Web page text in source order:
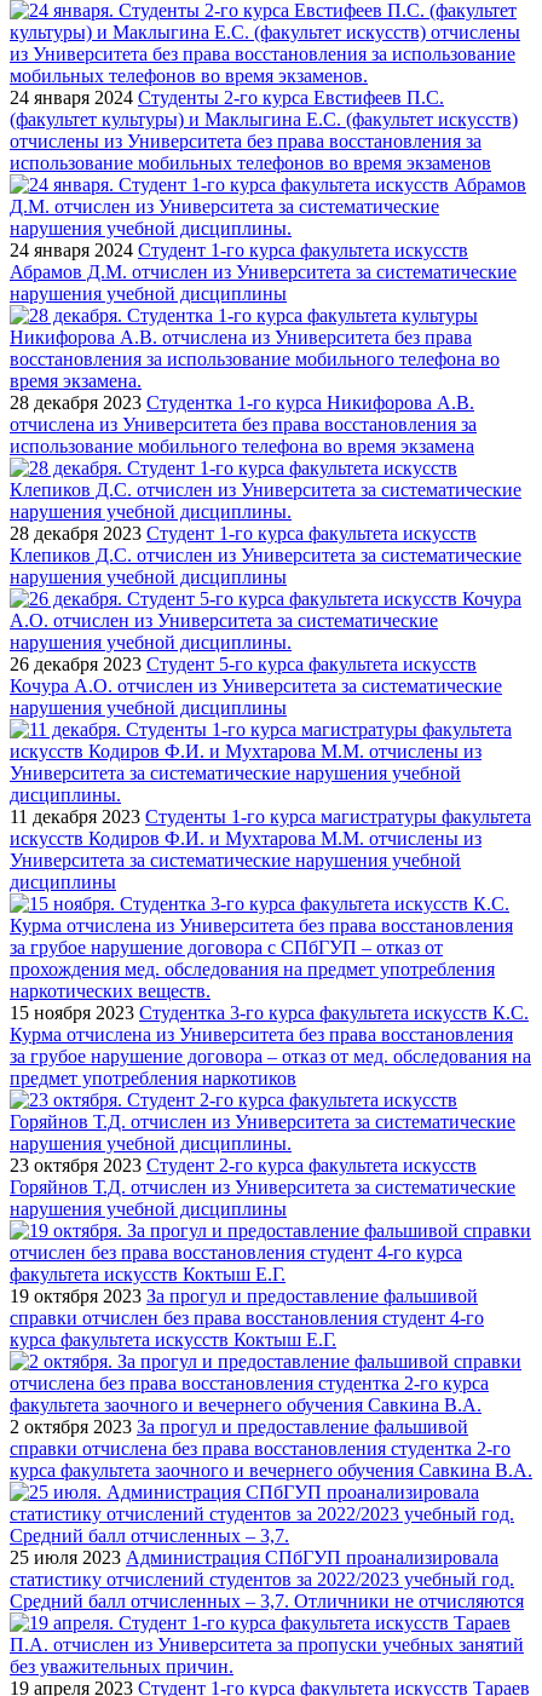
24 января 2024 Студенты 2-го курса Евстифеев П.С.
(факультет культуры) и Маклыгина Е.С. (факультет искусств)
отчислены из Университета без права восстановления за
использование мобильных телефонов во время экзаменов
24 января 2024 Студент 1-го курса факультета искусств
Абрамов Д.М. отчислен из Университета за систематические
нарушения учебной дисциплины
28 декабря 2023 Студентка 1-го курса Никифорова А.В.
отчислена из Университета без права восстановления за
использование мобильного телефона во время экзамена
28 декабря 2023 Студент 1-го курса факультета искусств
Клепиков Д.С. отчислен из Университета за систематические
нарушения учебной дисциплины
26 декабря 2023 Студент 5-го курса факультета искусств
Кочура А.О. отчислен из Университета за систематические
нарушения учебной дисциплины
11 декабря 2023 Студенты 1-го курса магистратуры факультета
искусств Кодиров Ф.И. и Мухтарова М.М. отчислены из
Университета за систематические нарушения учебной
дисциплины
15 ноября 2023 Студентка 3-го курса факультета искусств К.С.
Курма отчислена из Университета без права восстановления
за грубое нарушение договора – отказ от мед. обследования на
предмет употребления наркотиков
23 октября 2023 Студент 2-го курса факультета искусств
Горяйнов Т.Д. отчислен из Университета за систематические
нарушения учебной дисциплины
19 октября 2023 За прогул и предоставление фальшивой
справки отчислен без права восстановления студент 4-го
курса факультета искусств Коктыш Е.Г.
2 октября 2023 За прогул и предоставление фальшивой
справки отчислена без права восстановления студентка 2-го
курса факультета заочного и вечернего обучения Савкина В.А.
25 июля 2023 Администрация СПбГУП проанализировала
статистику отчислений студентов за 2022/2023 учебный год.
Средний балл отчисленных – 3,7. Отличники не отчисляются
19 апреля 2023 Студент 1-го курса факультета искусств Тараев